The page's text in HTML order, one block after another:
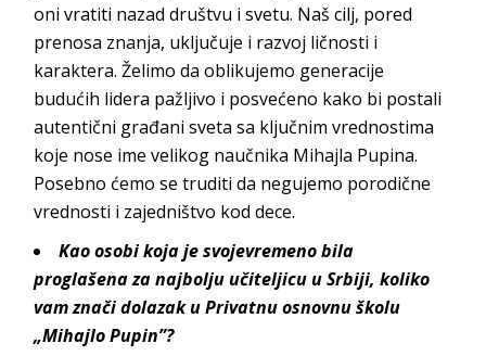
oni vratiti nazad društvu i svetu. Naš cilj, pored
prenosa znanja, uključuje i razvoj ličnosti i
karaktera. Želimo da oblikujemo generacije
budućih lidera pažljivo i posvećeno kako bi postali
autentični građani sveta sa ključnim vrednostima
koje nose ime velikog naučnika Mihajla Pupina.
Posebno ćemo se truditi da negujemo porodične
vrednosti i zajedništvo kod dece.
Kao osobi koja je svojevremeno bila
proglašena za najbolju učiteljicu u Srbiji, koliko
vam znači dolazak u Privatnu osnovnu školu
„Mihajlo Pupin”?